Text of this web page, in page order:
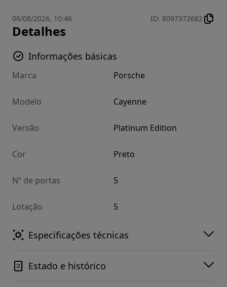
06/08/2026, 10:46 ID: 8097372682
Detalhes
Informações básicas
Marca Porsche
Modelo Cayenne
Versão Platinum Edition
Cor Preto
Nº de portas 5
Lotação 5
Especificações técnicas
Estado e histórico